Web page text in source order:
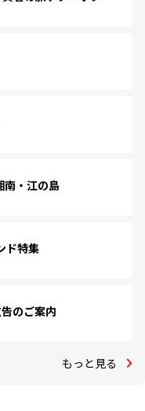
南・江の島
ド特集
のご案内
もっと見る